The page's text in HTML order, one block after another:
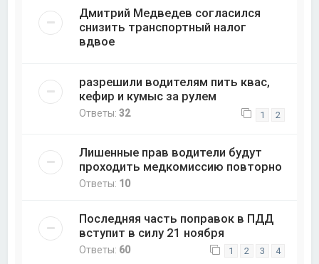
Дмитрий Медведев согласился
снизить транспортный налог
вдвое
разрешили водителям пить квас,
кефир и кумыс за рулем
Ответы:32 1 2
Лишенные прав водители будут
проходить медкомиссию повторно
Ответы: 10
Последняя часть поправок в ПДД
вступит в силу 21 ноября
Ответы: 60 1 2 3 4